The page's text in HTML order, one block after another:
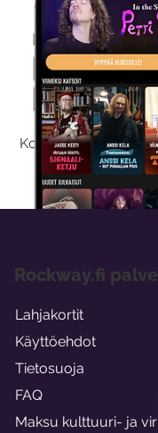
Kokeilemalla
Rockway.fi
Lahjakortit
Käyttöehdot
Tietosuoja
FAQ
Maksu kulttuuri- ja